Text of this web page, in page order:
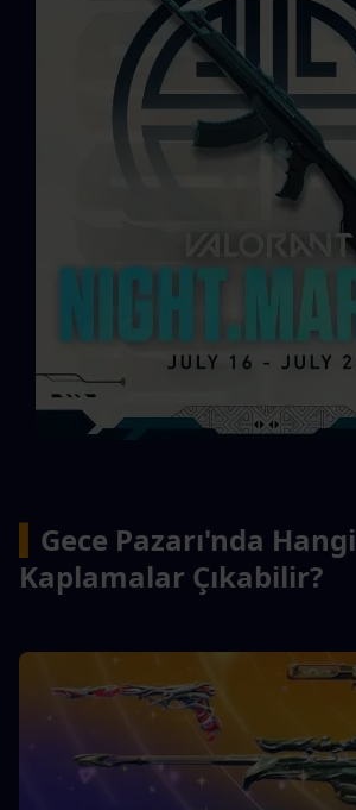
Gece Pazarı'nda Hangi
Kaplamalar Çıkabilir?